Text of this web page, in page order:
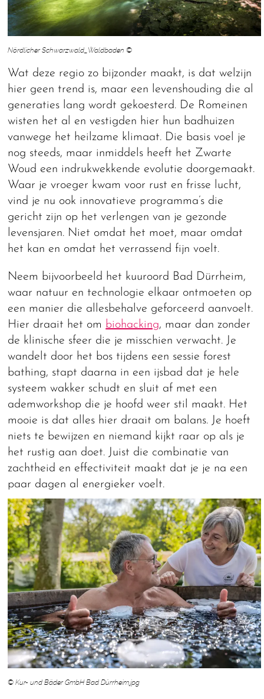
Nördlicher Schwarzwald_Waldbaden ©
Wat deze regio zo bijzonder maakt, is dat welzijn
hier geen trend is, maar een levenshouding die al
generaties lang wordt gekoesterd. De Romeinen
wisten het al en vestigden hier hun badhuizen
vanwege het heilzame klimaat. Die basis voel je
nog steeds, maar inmiddels heeft het Zwarte
Woud een indrukwekkende evolutie doorgemaakt.
Waar je vroeger kwam voor rust en frisse lucht,
vind je nu ook innovatieve programma’s die
gericht zijn op het verlengen van je gezonde
levensjaren. Niet omdat het moet, maar omdat
het kan en omdat het verrassend fijn voelt.
Neem bijvoorbeeld het kuuroord Bad Dürrheim,
waar natuur en technologie elkaar ontmoeten op
een manier die allesbehalve geforceerd aanvoelt.
Hier draait het om biohacking, maar dan zonder
de klinische sfeer die je misschien verwacht. Je
wandelt door het bos tijdens een sessie forest
bathing, stapt daarna in een ijsbad dat je hele
systeem wakker schudt en sluit af met een
ademworkshop die je hoofd weer stil maakt. Het
mooie is dat alles hier draait om balans. Je hoeft
niets te bewijzen en niemand kijkt raar op als je
het rustig aan doet. Juist die combinatie van
zachtheid en effectiviteit maakt dat je je na een
paar dagen al energieker voelt.
© Kur- und Bäder GmbH Bad Dürrheim.jpg